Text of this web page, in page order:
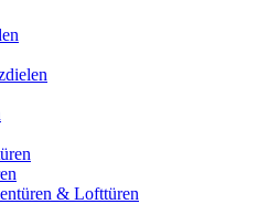
& Lofttüren